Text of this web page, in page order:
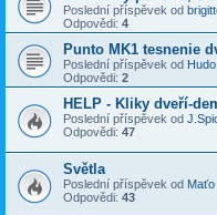
Poslední příspěvek od
Odpovědi: 4
Punto MK1 tesnenie
Poslední příspěvek od
Odpovědi: 2
HELP - Kliky dveří-
Poslední příspěvek od
Odpovědi: 47
Světla
Poslední příspěvek od Maťo
Odpovědi: 43